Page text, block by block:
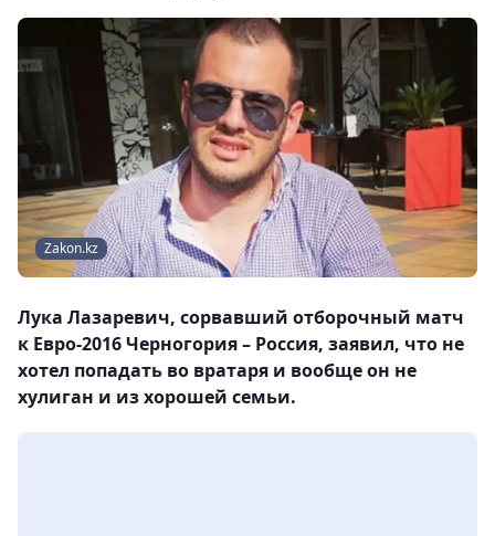
Zakon.kz
Лука Лазаревич, сорвавший отборочный матч
к Евро-2016 Черногория – Россия, заявил, что не
хотел попадать во вратаря и вообще он не
хулиган и из хорошей семьи.